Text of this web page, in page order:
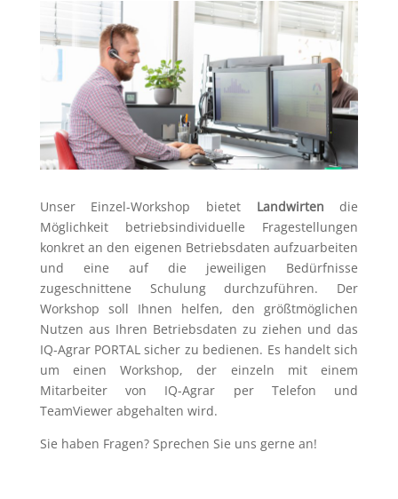
Unser Einzel-Workshop bietet Landwirten die
Möglichkeit betriebsindividuelle Fragestellungen
konkret an den eigenen Betriebsdaten aufzuarbeiten
und eine auf die jeweiligen Bedürfnisse
zugeschnittene Schulung durchzuführen. Der
Workshop soll Ihnen helfen, den größtmöglichen
Nutzen aus Ihren Betriebsdaten zu ziehen und das
IQ-Agrar PORTAL sicher zu bedienen. Es handelt sich
um einen Workshop, der einzeln mit einem
Mitarbeiter von IQ-Agrar per Telefon und
TeamViewer abgehalten wird.
Sie haben Fragen? Sprechen Sie uns gerne an!